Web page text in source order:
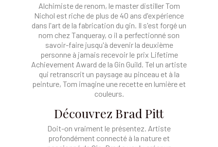
Alchimiste de renom, le master distiller Tom
Nichol est riche de plus de 40 ans d'expérience
dans l'art de la fabrication du gin. Il s'est forgé un
nom chez Tanqueray, o il a perfectionné son
savoir-faire jusqu'à devenir la deuxième
personne à jamais recevoir le prix Lifetime
Achievement Award de la Gin Guild. Tel un artiste
qui retranscrit un paysage au pinceau et à la
peinture, Tom imagine une recette en lumière et
couleurs.
Découvrez Brad Pitt
Doit-on vraiment le présentez. Artiste
profondément connecté à la nature et